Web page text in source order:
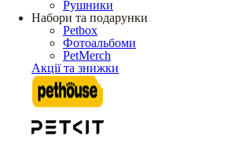
Рушники
Набори та подарунки
Petbox
Фотоальбоми
PetMerch
Акції та знижки